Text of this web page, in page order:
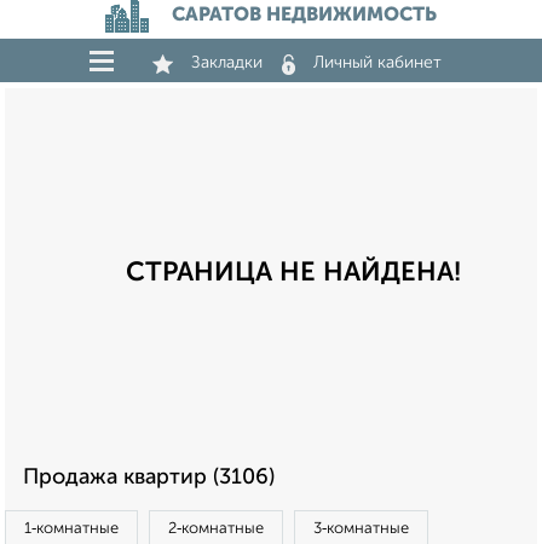
САРАТОВ НЕДВИЖИМОСТЬ
Закладки Личный кабинет
СТРАНИЦА НЕ НАЙДЕНА!
Продажа квартир (3106)
1‑комнатные 2‑комнатные 3‑комнатные